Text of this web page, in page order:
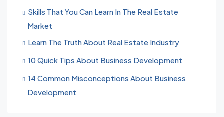
Skills That You Can Learn In The Real Estate
Market
Learn The Truth About Real Estate Industry
10 Quick Tips About Business Development
14 Common Misconceptions About Business
Development